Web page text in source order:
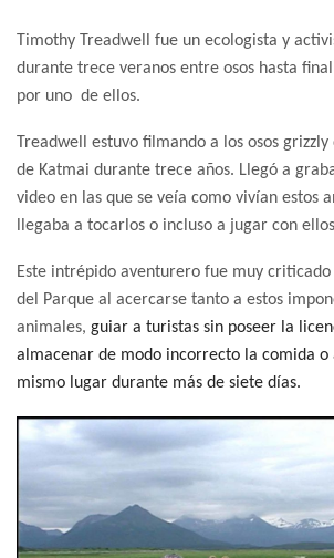
Timothy Treadwell fue un ecologista y
durante trece veranos entre osos hasta
por uno de ellos.
Treadwell estuvo filmando a los osos
de Katmai durante trece años. Llegó a
video en las que se veía como vivían estos
llegaba a tocarlos o incluso a jugar con
Este intrépido aventurero fue muy
del Parque al acercarse tanto a estos
animales, guiar a turistas sin poseer la
almacenar de modo incorrecto la comida o
mismo lugar durante más de siete días.